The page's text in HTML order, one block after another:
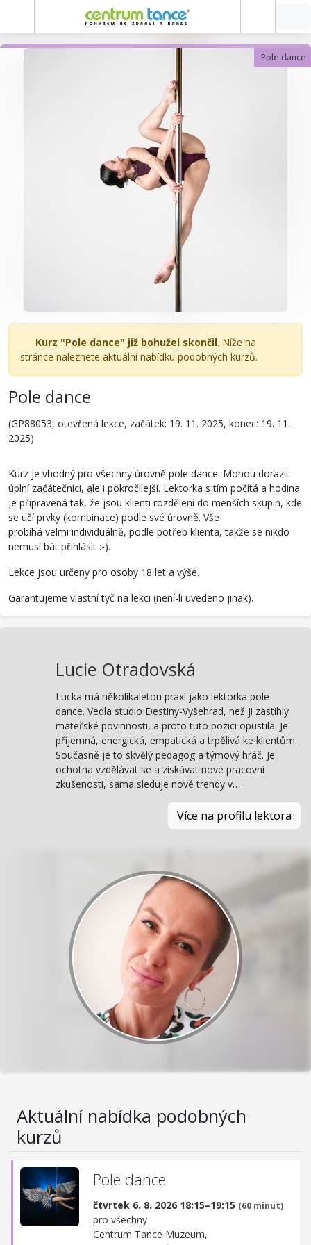
Pole dance
Kurz "Pole dance" již bohužel skončil. Níže na
stránce naleznete aktuální nabídku podobných kurzů.
Pole dance
(GP88053, otevřená lekce, začátek: 19. 11. 2025, konec: 19. 11.
2025)
Kurz je vhodný pro všechny úrovně pole dance. Mohou dorazit
úplní začátečníci, ale i pokročilejší. Lektorka s tím počítá a hodina
je připravená tak, že jsou klienti rozdělení do menších skupin, kde
se učí prvky (kombinace) podle své úrovně. Vše
probíhá velmi individuálně, podle potřeb klienta, takže se nikdo
nemusí bát přihlásit :-).
Lekce jsou určeny pro osoby 18 let a výše.
Garantujeme vlastní tyč na lekci (není-li uvedeno jinak).
Lucie Otradovská
Lucka má několikaletou praxi jako lektorka pole
dance. Vedla studio Destiny-Vyšehrad, než ji zastihly
mateřské povinnosti, a proto tuto pozici opustila. Je
příjemná, energická, empatická a trpělivá ke klientům.
Současně je to skvělý pedagog a týmový hráč. Je
ochotna vzdělávat se a získávat nové pracovní
zkušenosti, sama sleduje nové trendy v…
Více na profilu lektora
Aktuální nabídka podobných
kurzů
Pole dance
čtvrtek 6. 8. 2026 18:15–19:15 (60 minut)
pro všechny
Centrum Tance Muzeum,